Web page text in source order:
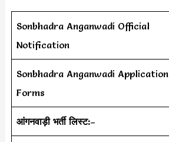
Sonbhadra Anganwadi Official
Notification
Sonbhadra Anganwadi Application
Forms
आंगनवाड़ी भर्ती लिस्ट:–